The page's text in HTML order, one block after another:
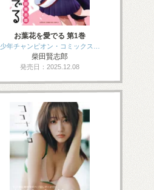
お葉花を愛でる 第1巻
少年チャンピオン・コミックス…
柴田賢志郎
発売日：2025.12.08